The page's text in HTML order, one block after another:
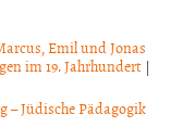
Emil und Jonas
im 19. Jahrhundert |
Jüdische Pädagogik